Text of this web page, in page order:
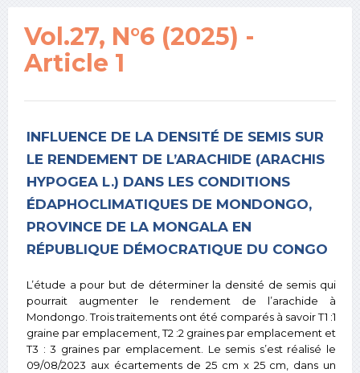
Vol.27, N°6 (2025) -
Article 1
INFLUENCE DE LA DENSITÉ DE SEMIS SUR
LE RENDEMENT DE L’ARACHIDE (ARACHIS
HYPOGEA L.) DANS LES CONDITIONS
ÉDAPHOCLIMATIQUES DE MONDONGO,
PROVINCE DE LA MONGALA EN
RÉPUBLIQUE DÉMOCRATIQUE DU CONGO
L’étude a pour but de déterminer la densité de semis qui
pourrait augmenter le rendement de l’arachide à
Mondongo. Trois traitements ont été comparés à savoir T1 :1
graine par emplacement, T2 :2 graines par emplacement et
T3 : 3 graines par emplacement. Le semis s’est réalisé le
09/08/2023 aux écartements de 25 cm x 25 cm, dans un